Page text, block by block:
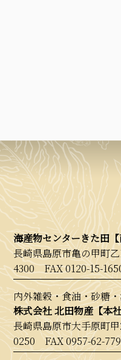
海産物センターきた田
長崎県島原市亀の甲
4300FAX 0120-15-
内外雑穀・食油・砂糖
株式会社 北田物産【本
長崎県島原市大手原町
0250 FAX 0957-62-